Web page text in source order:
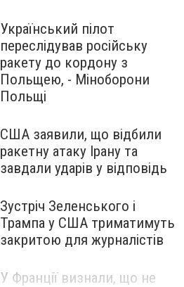
Український пілот
переслідував російську
ракету до кордону з
Польщею, - Міноборони
Польщі
США заявили, що відбили
ракетну атаку Ірану та
завдали ударів у відповідь
Зустріч Зеленського і
Трампа у США триматимуть
закритою для журналістів
У Франції визнали, що не